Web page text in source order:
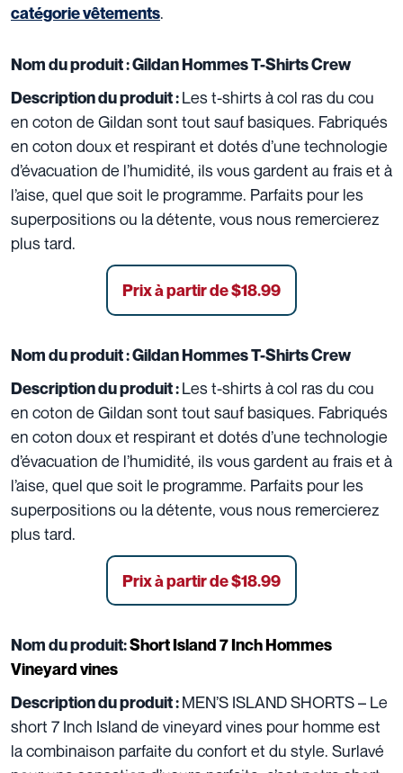
catégorie vêtements.
Nom du produit :Gildan Hommes T-Shirts Crew
Description du produit :Les t-shirts à col ras du cou
en coton de Gildan sont tout sauf basiques. Fabriqués
en coton doux et respirant et dotés d’une technologie
d’évacuation de l’humidité, ils vous gardent au frais et à
l’aise, quel que soit le programme. Parfaits pour les
superpositions ou la détente, vous nous remercierez
plus tard.
Prix à partir de $18.99
Nom du produit :Gildan Hommes T-Shirts Crew
Description du produit :Les t-shirts à col ras du cou
en coton de Gildan sont tout sauf basiques. Fabriqués
en coton doux et respirant et dotés d’une technologie
d’évacuation de l’humidité, ils vous gardent au frais et à
l’aise, quel que soit le programme. Parfaits pour les
superpositions ou la détente, vous nous remercierez
plus tard.
Prix à partir de $18.99
Nom du produit:Short Island 7 Inch Hommes
Vineyard vines
Description du produit :MEN’S ISLAND SHORTS – Le
short 7 Inch Island de vineyard vines pour homme est
la combinaison parfaite du confort et du style. Surlavé